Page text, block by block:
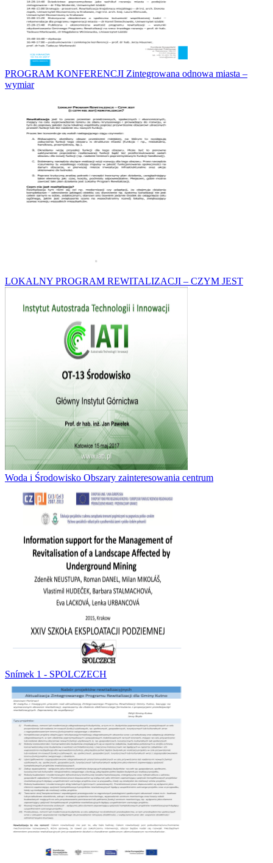
PROGRAM KONFERENCJI Zintegrowana odnowa miasta –
wymiar
LOKALNY PROGRAM REWITALIZACJI – CZYM JEST
Woda i Środowisko Obszary zainteresowania centrum
Snímek 1 - SPOLCZECH